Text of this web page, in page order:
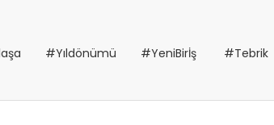
#Yıldönümü #YeniBirİş #Tebrik